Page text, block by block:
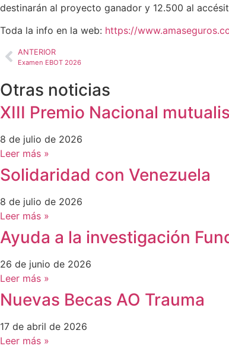
destinarán al proyecto ganador y 12.500 al
Toda la info en la web: https://
ANTERIOR
Examen EBOT 2026
Otras noticias
XIII Premio Nacional
8 de julio de 2026
Leer más »
Solidaridad con Venezuela
8 de julio de 2026
Leer más »
Ayuda a la investigación
26 de junio de 2026
Leer más »
Nuevas Becas AO Trauma
17 de abril de 2026
Leer más »